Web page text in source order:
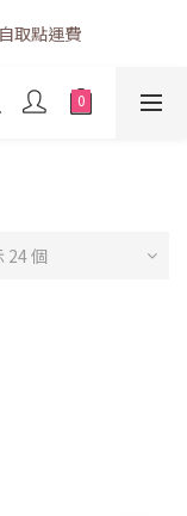
日及公眾假期並非
取點運費
會員禮遇
24 個